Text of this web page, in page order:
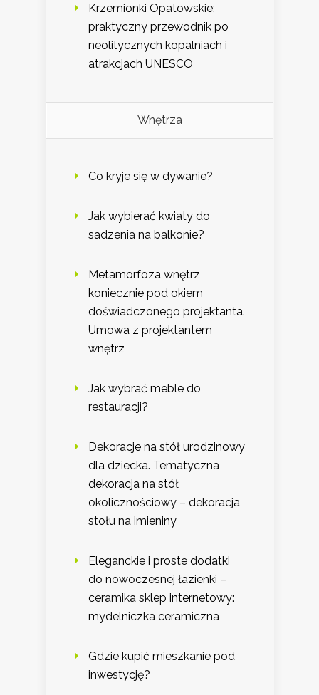
Krzemionki Opatowskie:
praktyczny przewodnik po
neolitycznych kopalniach i
atrakcjach UNESCO
Wnętrza
Co kryje się w dywanie?
Jak wybierać kwiaty do
sadzenia na balkonie?
Metamorfoza wnętrz
koniecznie pod okiem
doświadczonego projektanta.
Umowa z projektantem
wnętrz
Jak wybrać meble do
restauracji?
Dekoracje na stół urodzinowy
dla dziecka. Tematyczna
dekoracja na stół
okolicznościowy – dekoracja
stołu na imieniny
Eleganckie i proste dodatki
do nowoczesnej łazienki –
ceramika sklep internetowy:
mydelniczka ceramiczna
Gdzie kupić mieszkanie pod
inwestycję?